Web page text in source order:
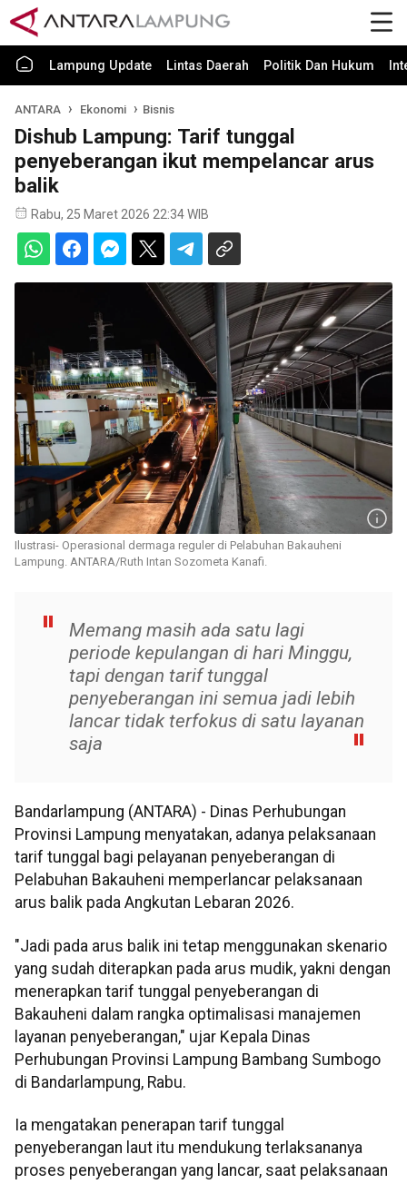
Lampung Update Lintas Daerah Politik Dan Hukum
ANTARA Ekonomi Bisnis
Dishub Lampung: Tarif tunggal
penyeberangan ikut mempelancar arus
balik
Rabu, 25 Maret 2026 22:34 WIB
Ilustrasi- Operasional dermaga reguler di Pelabuhan Bakauheni
Lampung. ANTARA/Ruth Intan Sozometa Kanafi.
Memang masih ada satu lagi
periode kepulangan di hari Minggu,
tapi dengan tarif tunggal
penyeberangan ini semua jadi lebih
lancar tidak terfokus di satu layanan
saja
Bandarlampung (ANTARA) - Dinas Perhubungan
Provinsi Lampung menyatakan, adanya pelaksanaan
tarif tunggal bagi pelayanan penyeberangan di
Pelabuhan Bakauheni memperlancar pelaksanaan
arus balik pada Angkutan Lebaran 2026.
"Jadi pada arus balik ini tetap menggunakan skenario
yang sudah diterapkan pada arus mudik, yakni dengan
menerapkan tarif tunggal penyeberangan di
Bakauheni dalam rangka optimalisasi manajemen
layanan penyeberangan," ujar Kepala Dinas
Perhubungan Provinsi Lampung Bambang Sumbogo
di Bandarlampung, Rabu.
Ia mengatakan penerapan tarif tunggal
penyeberangan laut itu mendukung terlaksananya
proses penyeberangan yang lancar, saat pelaksanaan